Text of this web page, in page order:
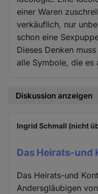
einer Waren
verkäuflich, nur
schon eine
Dieses Denken
alle Symbole, die es
Diskussion anzeigen
Ingrid Schmall (nicht
Das Heirats-und
Das Heirats-und
Andersgläubigen